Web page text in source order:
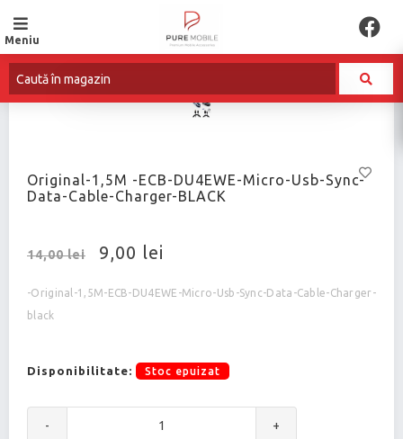
Meniu
Original-1,5M -ECB-DU4EWE-Micro-Usb-Sync-
Data-Cable-Charger-BLACK
14,00 lei 9,00 lei
-Original-1,5M-ECB-DU4EWE-Micro-Usb-Sync-Data-Cable-Charger-
black
Disponibilitate: Stoc epuizat
- +